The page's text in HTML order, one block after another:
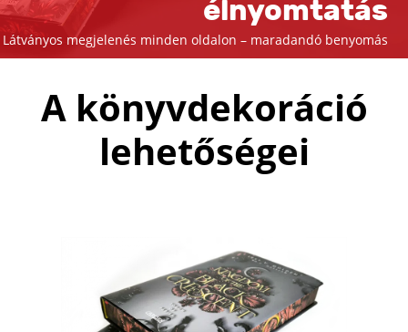
élnyomtatás
Látványos megjelenés minden oldalon – maradandó benyomás
A könyvdekoráció
lehetőségei